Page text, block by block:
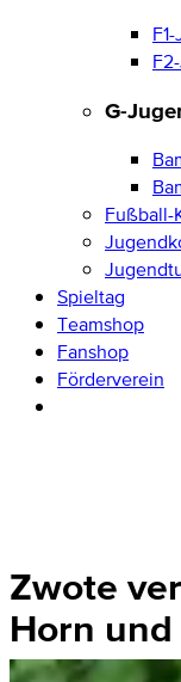
G-
Fußball-
Spieltag
Teamshop
Fanshop
Förderverein
Zwote
Horn